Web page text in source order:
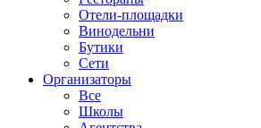
Отели-площадки
Винодельни
Бутики
Сети
Организаторы
Все
Школы